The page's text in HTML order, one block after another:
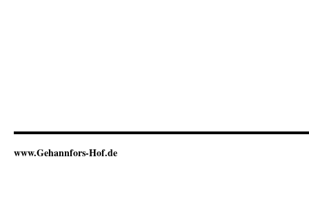
www.Gehannfors-Hof.de